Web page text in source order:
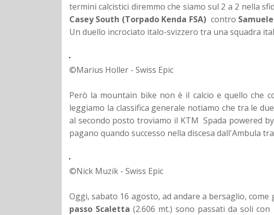
termini calcistici diremmo che siamo sul 2 a 2 nella
Casey South (Torpado Kenda FSA)contro
Un duello incrociato italo-svizzero tra una squadra
©Marius Holler - Swiss Epic
Però la mountain bike non è il calcio e quello che
leggiamo la classifica generale notiamo che tra le
al secondo posto troviamo il KTM Spada powered
pagano quando successo nella discesa dall'Ambula
©Nick Muzik - Swiss Epic
Oggi, sabato 16 agosto, ad andare a bersaglio,
passo Scaletta (2.606 mt.) sono passati da soli